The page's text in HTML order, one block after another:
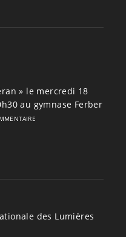
» le mercredi 18
au gymnase Ferber
des Lumières